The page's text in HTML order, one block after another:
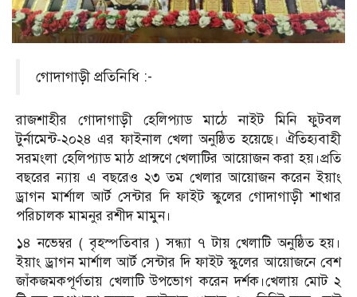
গোদাগাড়ী প্রতিনিধি :-
রাজশাহীর গোদাগাড়ী হেলিপ্যাড মাঠে নাইট মিনি ফুটবল
টুর্নামেন্ট-২০২৪ এর ফাইনাল খেলা অনুষ্ঠিত হয়েছে। ঐতিহ্যবাহী
সরমংলা হেলিপ্যাড মাঠ প্রাঙ্গণে খেলাটির আয়োজন করা হয়।প্রতি
বছরের ন্যায় এ বছরেও ২৩ তম খেলার আয়োজন করেন ইয়াং
ড্রাগন মার্শাল আর্ট সেন্টার দি ফাইট স্কুলের গোদাগাড়ী শাখার
পরিচালক মামনুর রশীদ মামুন।
১৪ নভেম্বর ( বৃহস্পতিবার ) সন্ধ্যা ৭ টায় খেলাটি অনুষ্ঠিত হয়।
ইয়াং ড্রাগন মার্শাল আর্ট সেন্টার দি ফাইট স্কুলের আয়োজনে বেশ
জাঁকজমকপূর্ণতায় খেলাটি উপভোগ করেন দর্শক।খেলায় মোট ২